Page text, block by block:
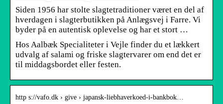
Siden 1956 har stolte slagtetraditioner været en del af
hverdagen i slagterbutikken på Anlægsvej i Farre. Vi
byder på en autentisk oplevelse og har et stort …
Hos Aalbæk Specialiteter i Vejle finder du et lækkert
udvalg af salami og friske slagtervarer om end det er
til middagsbordet eller festen.
http s://vafo.dk › give › japansk-liebhaverkoed-i-bankbok…